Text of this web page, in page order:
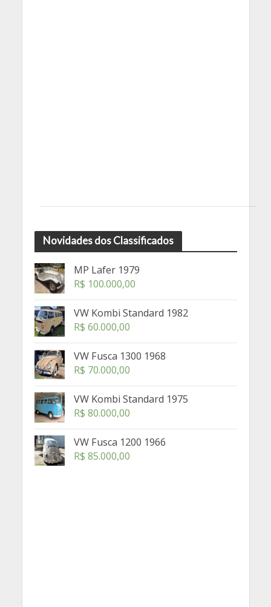
Novidades dos Classificados
MP Lafer 1979
R$ 100.000,00
VW Kombi Standard 1982
R$ 60.000,00
VW Fusca 1300 1968
R$ 70.000,00
VW Kombi Standard 1975
R$ 80.000,00
VW Fusca 1200 1966
R$ 85.000,00